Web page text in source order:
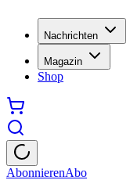
Nachrichten
Magazin
Shop
AbonnierenAbo